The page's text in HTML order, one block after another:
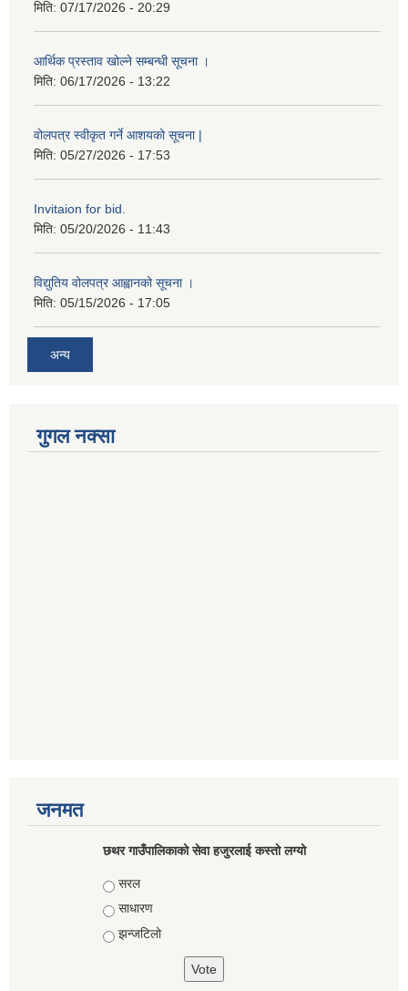
मिति: 07/17/2026 - 20:29
आर्थिक प्रस्ताव खोल्ने सम्बन्धी सूचना ।
मिति: 06/17/2026 - 13:22
वोलपत्र स्वीकृत गर्ने आशयको सूचना |
मिति: 05/27/2026 - 17:53
Invitaion for bid.
मिति: 05/20/2026 - 11:43
विद्युतिय वोलपत्र आह्वानको सूचना ।
मिति: 05/15/2026 - 17:05
अन्य
गुगल नक्सा
जनमत
छथर गाउँपालिकाको सेवा हजुरलाई कस्तो लग्यो
Choices
सरल
साधारण
झन्जटिलो